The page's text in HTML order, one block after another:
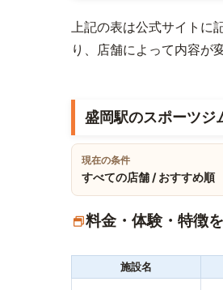
上記の表は公式サイトに
り、店舗によって内容が
盛岡駅のスポーツジ
現在の条件
すべての店舗 / おすすめ順
料金・体験・特徴
施設名